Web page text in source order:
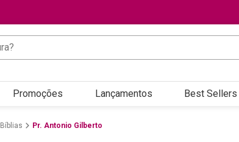
Promoções Lançamentos Best Sellers
Bíblias Pr. Antonio Gilberto